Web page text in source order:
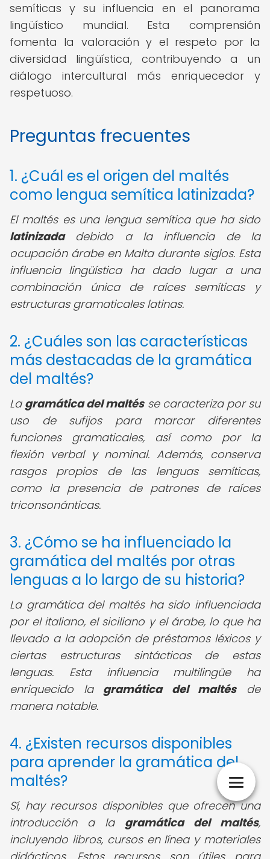
semíticas y su influencia en el panorama
lingüístico mundial. Esta comprensión
fomenta la valoración y el respeto por la
diversidad lingüística, contribuyendo a un
diálogo intercultural más enriquecedor y
respetuoso.
Preguntas frecuentes
1. ¿Cuál es el origen del maltés
como lengua semítica latinizada?
El maltés es una lengua semítica que ha sido
latinizadadebido a la influencia de la
ocupación árabe en Malta durante siglos. Esta
influencia lingüística ha dado lugar a una
combinación única de raíces semíticas y
estructuras gramaticales latinas.
2. ¿Cuáles son las características
más destacadas de la gramática
del maltés?
La gramática del maltésse caracteriza por su
uso de sufijos para marcar diferentes
funciones gramaticales, así como por la
flexión verbal y nominal. Además, conserva
rasgos propios de las lenguas semíticas,
como la presencia de patrones de raíces
triconsonánticas.
3. ¿Cómo se ha influenciado la
gramática del maltés por otras
lenguas a lo largo de su historia?
La gramática del maltés ha sido influenciada
por el italiano, el siciliano y el árabe, lo que ha
llevado a la adopción de préstamos léxicos y
ciertas estructuras sintácticas de estas
lenguas. Esta influencia multilingüe ha
enriquecido la gramática del maltésde
manera notable.
4. ¿Existen recursos disponibles
para aprender la gramática del
maltés?
Sí, hay recursos disponibles que ofrecen una
introducción a la gramática del maltés,
incluyendo libros, cursos en línea y materiales